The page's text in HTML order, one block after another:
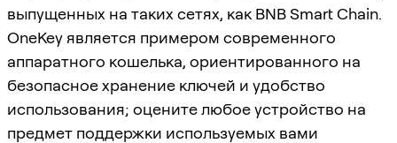
выпущенных на таких сетях, как BNB Smart Chain.
OneKey является примером современного
аппаратного кошелька, ориентированного на
безопасное хранение ключей и удобство
использования; оцените любое устройство на
предмет поддержки используемых вами